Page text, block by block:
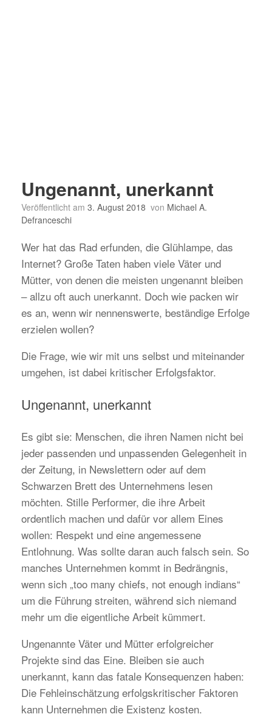
Ungenannt, unerkannt
Veröffentlicht am 3. August 2018 von Michael A.
Defranceschi
Wer hat das Rad erfunden, die Glühlampe, das
Internet? Große Taten haben viele Väter und
Mütter, von denen die meisten ungenannt bleiben
– allzu oft auch unerkannt. Doch wie packen wir
es an, wenn wir nennenswerte, beständige Erfolge
erzielen wollen?
Die Frage, wie wir mit uns selbst und miteinander
umgehen, ist dabei kritischer Erfolgsfaktor.
Ungenannt, unerkannt
Es gibt sie: Menschen, die ihren Namen nicht bei
jeder passenden und unpassenden Gelegenheit in
der Zeitung, in Newslettern oder auf dem
Schwarzen Brett des Unternehmens lesen
möchten. Stille Performer, die ihre Arbeit
ordentlich machen und dafür vor allem Eines
wollen: Respekt und eine angemessene
Entlohnung. Was sollte daran auch falsch sein. So
manches Unternehmen kommt in Bedrängnis,
wenn sich „too many chiefs, not enough indians“
um die Führung streiten, während sich niemand
mehr um die eigentliche Arbeit kümmert.
Ungenannte Väter und Mütter erfolgreicher
Projekte sind das Eine. Bleiben sie auch
unerkannt, kann das fatale Konsequenzen haben:
Die Fehleinschätzung erfolgskritischer Faktoren
kann Unternehmen die Existenz kosten.